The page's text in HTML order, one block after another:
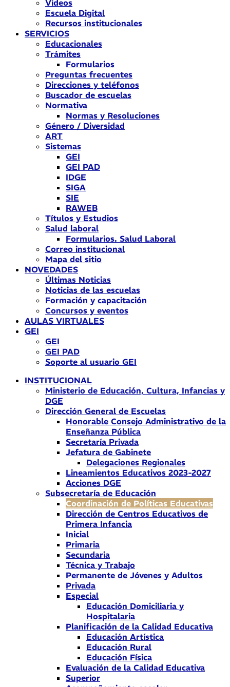
Videos
Escuela Digital
Recursos institucionales
SERVICIOS
Educacionales
Trámites
Formularios
Preguntas frecuentes
Direcciones y teléfonos
Buscador de escuelas
Normativa
Normas y Resoluciones
Género / Diversidad
ART
Sistemas
GEI
GEI PAD
IDGE
SIGA
SIE
RAWEB
Títulos y Estudios
Salud laboral
Formularios. Salud Laboral
Correo institucional
Mapa del sitio
NOVEDADES
Últimas Noticias
Noticias de las escuelas
Formación y capacitación
Concursos y eventos
AULAS VIRTUALES
GEI
GEI
GEI PAD
Soporte al usuario GEI
INSTITUCIONAL
Ministerio de Educación, Cultura, Infancias y
DGE
Dirección General de Escuelas
Honorable Consejo Administrativo de la
Enseñanza Pública
Secretaría Privada
Jefatura de Gabinete
Delegaciones Regionales
Lineamientos Educativos 2023-2027
Acciones DGE
Subsecretaría de Educación
Coordinación de Políticas Educativas
Dirección de Centros Educativos de
Primera Infancia
Inicial
Primaria
Secundaria
Técnica y Trabajo
Permanente de Jóvenes y Adultos
Privada
Especial
Educación Domiciliaria y
Hospitalaria
Planificación de la Calidad Educativa
Educación Artística
Educación Rural
Educación Física
Evaluación de la Calidad Educativa
Superior